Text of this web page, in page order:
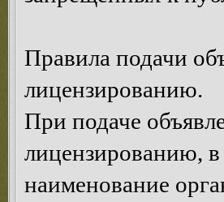
Правила подачи
лицензированию.
При подаче
лицензированию, в
наименование